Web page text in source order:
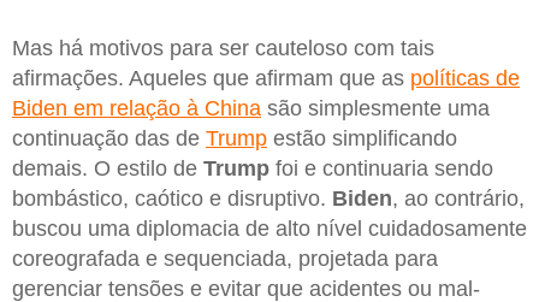
Mas há motivos para ser cauteloso com tais
afirmações. Aqueles que afirmam que as políticas de
Biden em relação à China são simplesmente uma
continuação das de Trump estão simplificando
demais. O estilo de Trump foi e continuaria sendo
bombástico, caótico e disruptivo. Biden, ao contrário,
buscou uma diplomacia de alto nível cuidadosamente
coreografada e sequenciada, projetada para
gerenciar tensões e evitar que acidentes ou mal-